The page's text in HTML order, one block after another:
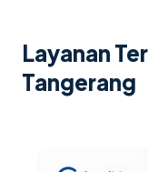
Layanan
Tangerang